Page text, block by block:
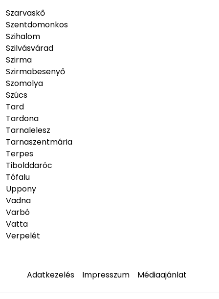
Szarvaskő
Szentdomonkos
Szihalom
Szilvásvárad
Szirma
Szirmabesenyő
Szomolya
Szúcs
Tard
Tardona
Tarnalelesz
Tarnaszentmária
Terpes
Tibolddaróc
Tófalu
Uppony
Vadna
Varbó
Vatta
Verpelét
Adatkezelés Impresszum Médiaajánlat